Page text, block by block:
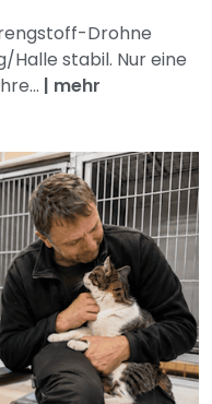
Drohne
Halle stabil. Nur eine
| mehr